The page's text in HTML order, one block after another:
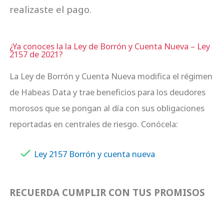
realizaste el pago.
¿Ya conoces la la Ley de Borrón y Cuenta Nueva – Ley
2157 de 2021?
La Ley de Borrón y Cuenta Nueva modifica el régimen
de Habeas Data y trae beneficios para los deudores
morosos que se pongan al día con sus obligaciones
reportadas en centrales de riesgo. Conócela:
Ley 2157 Borrón y cuenta nueva
RECUERDA CUMPLIR CON TUS PROMISOS